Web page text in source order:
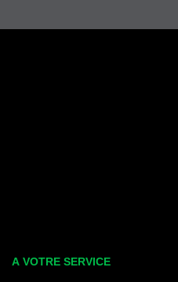
A VOTRE SERVICE